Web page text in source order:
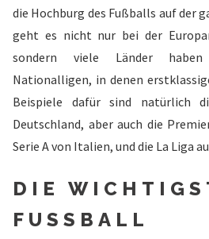
die Hochburg des Fußballs auf der
geht es nicht nur bei der
sondern viele Länder
Nationalligen, in denen
Beispiele dafür sind natürlich
Deutschland, aber auch die
Serie A von Italien, und die La Liga
DIE
FUSSBALL